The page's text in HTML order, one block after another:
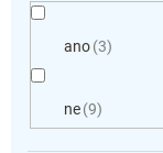
ano 3
ne 9